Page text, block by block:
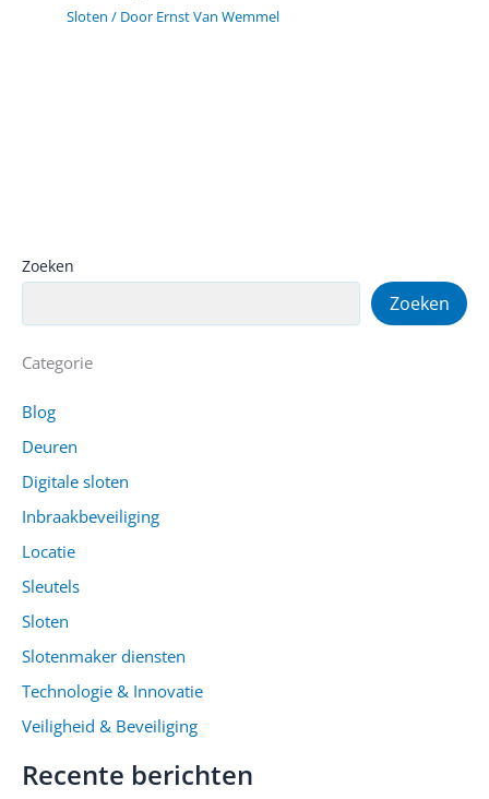
Zoeken
Zoeken
Categorie
Blog
Deuren
Digitale sloten
Inbraakbeveiliging
Locatie
Sleutels
Sloten
Slotenmaker diensten
Technologie & Innovatie
Veiligheid & Beveiliging
Recente berichten
Sloten / Door Ernst Van Wemmel